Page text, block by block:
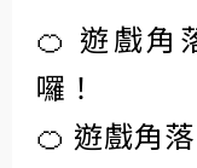
🍊 遊戲角
囉！
🍊 遊戲角